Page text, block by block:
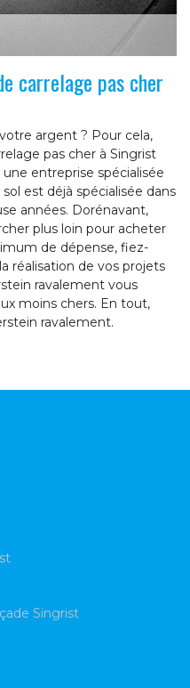
carrelage pas cher
argent ? Pour cela,
pas cher à Singrist
entreprise spécialisée
est déjà spécialisée dans
années. Dorénavant,
plus loin pour acheter
de dépense, fiez-
réalisation de vos projets
ravalement vous
moins chers. En tout,
ravalement.
Singrist